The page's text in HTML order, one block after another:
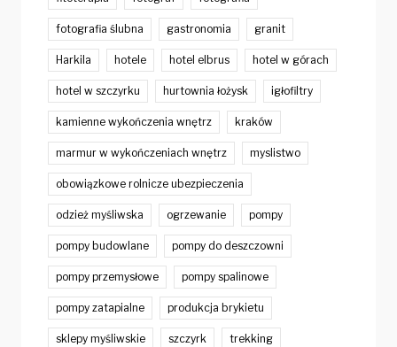
fotografia ślubna gastronomia granit
Harkila hotele hotel elbrus hotel w górach
hotel w szczyrku hurtownia łożysk igłofiltry
kamienne wykończenia wnętrz kraków
marmur w wykończeniach wnętrz myslistwo
obowiązkowe rolnicze ubezpieczenia
odzież myśliwska ogrzewanie pompy
pompy budowlane pompy do deszczowni
pompy przemysłowe pompy spalinowe
pompy zatapialne produkcja brykietu
sklepy myśliwskie szczyrk trekking